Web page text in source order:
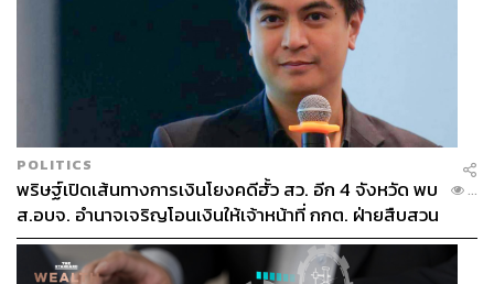
POLITICS
พริษฐ์เปิดเส้นทางการเงินโยงคดีฮั้ว สว. อีก 4 จังหวัด พบ
ส.อบจ. อำนาจเจริญโอนเงินให้เจ้าหน้าที่ กกต. ฝ่ายสืบสวน
...